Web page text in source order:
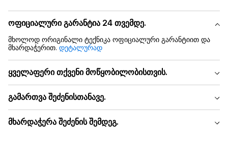
ოფიციალური გარანტია 24 თვემდე.
მხოლოდ ორიგინალი ტექნიკა ოფიციალური გარანტიით და
მხარდაჭერით. დეტალურად
ყველაფერი თქვენი მოწყობილობისთვის.
გამართვა შეძენისთანავე.
მხარდაჭერა შეძენის შემდეგ.